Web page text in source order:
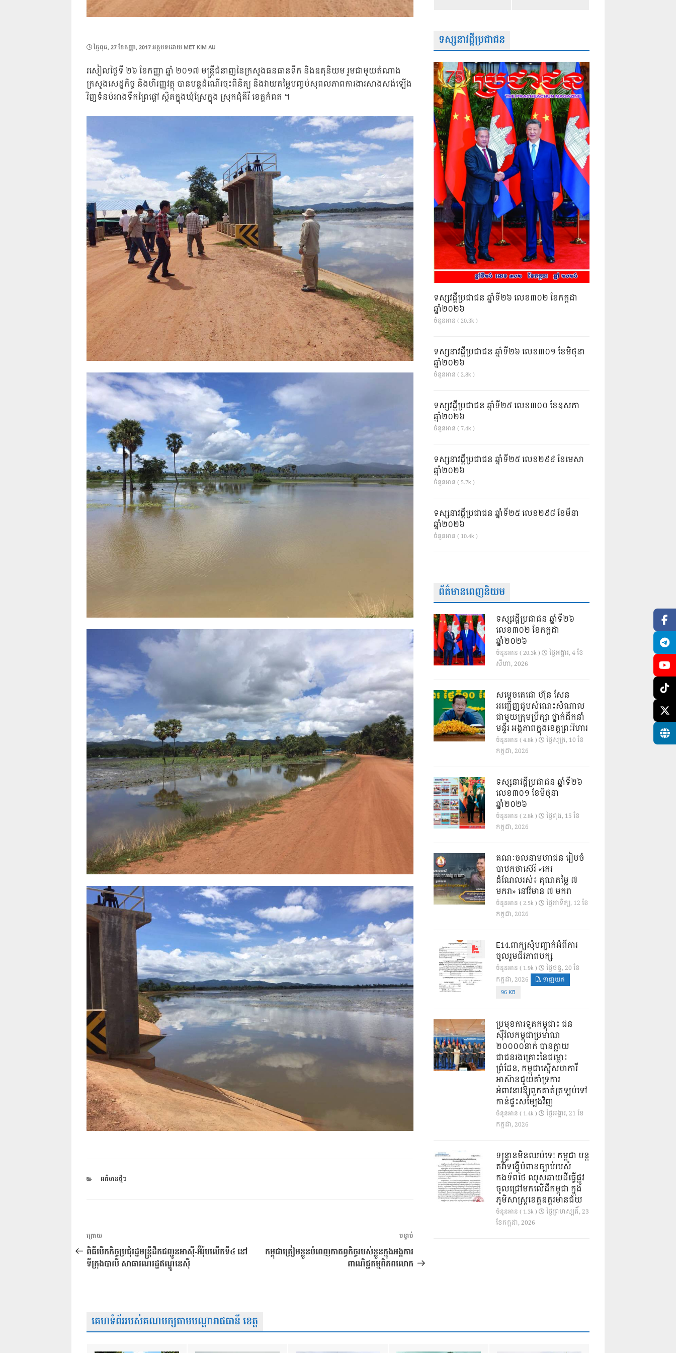
POSTED
ថ្ងៃ​ពុធ, 27 ខែ​កញ្ញា, 2017អត្ថបទដោយ MET KIM AU
រសៀលថ្ងៃទី ២៦ ខែកញ្ញា ឆ្នាំ ២០១៧ មន្ត្រីជំនាញនៃក្រសួងធនធានទឹក និងឧតុនិយម រួមជាមួយតំណាង
ក្រសួងសេដ្ឋកិច្ច និងហិរញ្ញវត្ថុ បានបន្តដំណើរចុះពិនិត្យ និងវាយតម្លៃបញ្ចប់សុពលភាពការងារសាងសង់ឡើង
វិញទំនប់អាងទឹកព្រៃផ្តៅ ស្ថិតក្នុងឃុំស្រែក្នុង ស្រុកជុំគិរី ខេត្តកំពត ។
CATEGORIES
ពត៌មានថ្មីៗ
ការ​
នាំទិស​
ប្រកាស
អត្ថបទ
មុន
ក្រោយ
ពិធីបើកកិច្ចប្រជុំរដ្ឋមន្រ្តីដឹកជញ្ជូនអាស៊ី-អ៊ឺរ៉ុបលើកទី៤ នៅ
ទីក្រុងបាលី សាធារណរដ្ឋឥណ្ឌូនេស៊ី
បន្ទាប់
បន្ទាប់
កម្ពុជាត្រៀមខ្លួនបំពេញកាតព្វកិច្ចរបស់ខ្លួនក្នុងអង្គការ
ពាណិជ្ជកម្មពិភពលោក
ទស្សនាវដ្តីប្រជាជន
ទស្សវដ្តីប្រជាជន ឆ្នាំទី២៦ លេខ៣០២ ខែកក្កដា
ឆ្នាំ២០២៦
ចំនួនអាន ( 20.3k )
ទស្សនាវដ្ដីប្រជាជន ឆ្នាំទី២៦ លេខ៣០១ ខែមិថុនា
ឆ្នាំ២០២៦
ចំនួនអាន ( 2.8k )
ទស្សវដ្តីប្រជាជន ឆ្នាំទី២៥ លេខ៣០០ ខែឧសភា
ឆ្នាំ២០២៦
ចំនួនអាន ( 7.4k )
ទស្សនាវដ្ដីប្រជាជន ឆ្នាំទី២៥ លេខ២៩៩ ខែមេសា
ឆ្នាំ២០២៦
ចំនួនអាន ( 5.7k )
ទស្សនាវដ្ដីប្រជាជន ឆ្នាំទី២៥ លេខ២៩៨ ខែមីនា
ឆ្នាំ២០២៦
ចំនួនអាន ( 10.4k )
ព័ត៌មានពេញនិយម
ទស្សវដ្តីប្រជាជន ឆ្នាំទី២៦
លេខ៣០២ ខែកក្កដា
ឆ្នាំ២០២៦
ចំនួនអាន ( 20.3k )
ថ្ងៃ​អង្គារ, 4 ខែ​
សីហា, 2026
សម្តេចតេជោ ហ៊ុន សែន
អញ្ជើញជួបសំណេះសំណាល
ជាមួយក្រុមប្រឹក្សា ថ្នាក់ដឹកនាំ
មន្ទីរ អង្គភាពក្នុងខេត្តព្រះវិហារ
ចំនួនអាន ( 4.8k )
ថ្ងៃ​សុក្រ, 10 ខែ​
កក្កដា, 2026
ទស្សនាវដ្ដីប្រជាជន ឆ្នាំទី២៦
លេខ៣០១ ខែមិថុនា
ឆ្នាំ២០២៦
ចំនួនអាន ( 2.8k )
ថ្ងៃ​ពុធ, 15 ខែ​
កក្កដា, 2026
គណៈចលនាមហាជន រៀបចំ
បាឋកថាស៊េរី «កេរ
ដំណែលរស់៖ គុណតម្លៃ ៧
មករា» នៅវិមាន ៧ មករា
ចំនួនអាន ( 2.5k )
ថ្ងៃ​អាទិត្យ, 12 ខែ​
កក្កដា, 2026
E14.ពាក្យសុំបញ្ជាក់អំពីការ
ចូលរួមជីវភាពបក្ស
ចំនួនអាន ( 1.9k )
ថ្ងៃ​ចន្ទ, 20 ខែ​
កក្កដា, 2026
ទាញយក
96 KB
ប្រមុខការទូតកម្ពុជា៖ ជន
ស៊ីវិលកម្ពុជាប្រមាណ
២០០០០នាក់ បានក្លាយ
ជាជនរងគ្រោះនៃជម្លោះ
ព្រំដែន, កម្ពុជាស្នើសហការី
អាស៊ានជួយគាំទ្រការ
អំពាវនាវឱ្យពួកគាត់ត្រឡប់ទៅ
កាន់ផ្ទះសម្បែងវិញ
ចំនួនអាន ( 1.4k )
ថ្ងៃ​អង្គារ, 21 ខែ​
កក្កដា, 2026
ទន្ទ្រានមិនឈប់ទេ! កម្ពុជា បន្ត
តវ៉ាទង្វើបំពានច្បាប់របស់
កងទ័ពថៃ ឈូសឆាយដីធ្វើផ្លូវ
ចូលជ្រៅមកលើដីកម្ពុជា ក្នុង
ភូមិសាស្ត្រខេត្តឧត្តរមានជ័យ
ចំនួនអាន ( 1.3k )
ថ្ងៃ​ព្រហស្បតិ៍, 23
ខែ​កក្កដា, 2026
គេហទំព័ររបស់គណបក្សតាមបណ្តារាជធានី ខេត្ត